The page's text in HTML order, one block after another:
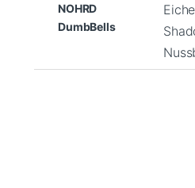
NOHRD
DumbBells